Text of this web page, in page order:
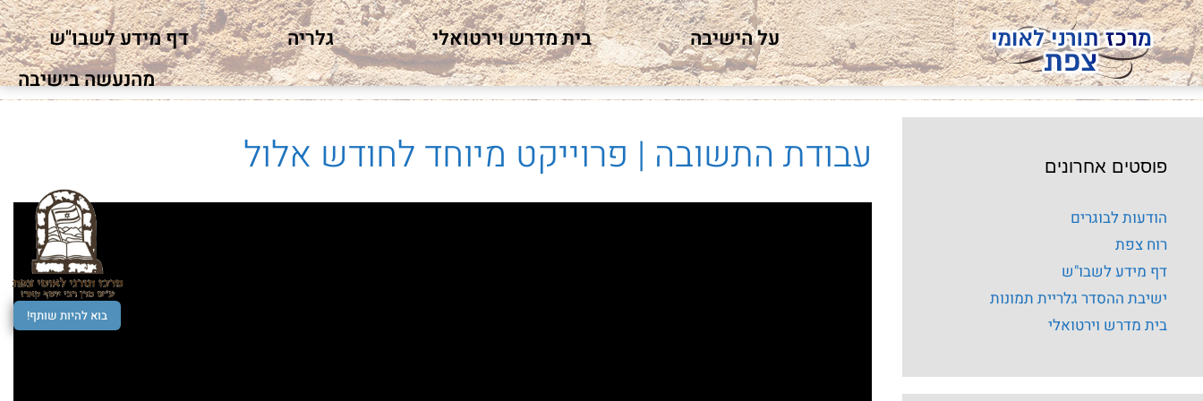
בוא להיות שותף!
על הישיבה בית מדרש וירטואלי גלריה
דף מידע לשבו"ש
מהנעשה בישיבה
עבודת התשובה | פרוייקט מיוחד לחודש אלול פוסטים אחרונים
הודעות לבוגרים
רוח צפת
דף מידע לשבו"ש
ישיבת ההסדר גלריית תמונות
בית מדרש וירטואלי